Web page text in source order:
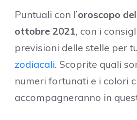
Puntuali con l’oroscopo
ottobre 2021, con i
previsioni delle stelle per
zodiacali. Scoprite quali
numeri fortunati e i colori
accompagneranno in